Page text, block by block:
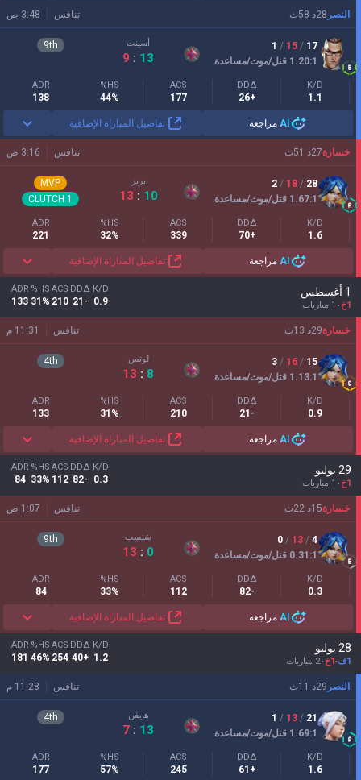
تنافس 3:48 ص النصر 28د 58ث
17
/
15
/
1
1.20:1 قتل/موت/مساعدة
أسينت
13
:
9
9th
K/D
1.1
DDΔ
+26
ACS
177
HS%
44%
ADR
138
AI مراجعة تفاصيل المباراة الإضافية
تنافس 3:16 ص خسارة27د 51ث
28
/
18
/
2
1.67:1 قتل/موت/مساعدة
بريز
10
:
13
MVP
1
K/D
1.6
DDΔ
+70
ACS
339
HS%
32%
ADR
221
AI مراجعة تفاصيل المباراة الإضافية
1 أغسطس
1خ 1 مباريات
K/D
0.9
DDΔ
-21
ACS
210
HS%
31%
ADR
133
تنافس 11:31 م خسارة29د 13ث
15
/
16
/
3
1.13:1 قتل/موت/مساعدة
لوتس
8
:
13
4th
K/D
0.9
DDΔ
-21
ACS
210
HS%
31%
ADR
133
AI مراجعة تفاصيل المباراة الإضافية
29 يوليو
1خ 1 مباريات
K/D
0.3
DDΔ
-82
ACS
112
HS%
33%
ADR
84
تنافس 1:07 ص خسارة15د 22ث
4
/
13
/
0
0.31 :1 قتل/موت/مساعدة
سَنسِت
0
:
13
9th
K/D
0.3
DDΔ
-82
ACS
112
HS%
33%
ADR
84
AI مراجعة تفاصيل المباراة الإضافية
28 يوليو
1ف -1خ 2 مباريات
K/D
1.2
DDΔ
+40
ACS
254
HS%
46%
ADR
181
تنافس 11:28 م النصر 29د 11ث
21
/
13
/
1
1.69:1 قتل/موت/مساعدة
هايفن
13
:
7
4th
K/D
1.6
DDΔ
+61
ACS
245
HS%
57%
ADR
177